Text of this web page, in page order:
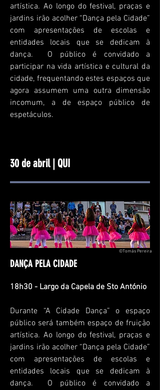
artística. Ao longo do festival, praças e
jardins irão acolher “Dança pela Cidade”
com apresentações de escolas e
entidades locais que se dedicam à
dança. O público é convidado a
participar na vida artística e cultural da
cidade, frequentando estes espaços que
agora assumem uma outra dimensão
incomum, a de espaço público de
espetáculos.
30 de abril | QUI
©Tomás Pereira
DANÇA PELA CIDADE
18h30 - Largo da Capela de Sto António
Durante “A Cidade Dança” o espaço
público será também espaço de fruição
artística. Ao longo do festival, praças e
jardins irão acolher “Dança pela Cidade”
com apresentações de escolas e
entidades locais que se dedicam à
dança. O público é convidado a